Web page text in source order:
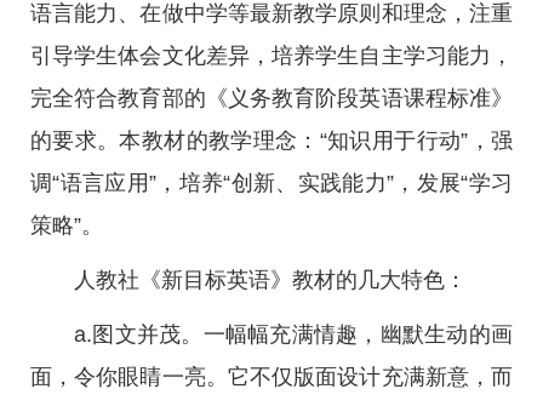
语言能力、在做中学等最新教学原则和理念，注重
引导学生体会文化差异，培养学生自主学习能力，
完全符合教育部的《义务教育阶段英语课程标准》
的要求。本教材的教学理念：“知识用于行动”，强
调“语言应用”，培养“创新、实践能力”，发展“学习
策略”。
人教社《新目标英语》教材的几大特色：
a.图文并茂。一幅幅充满情趣，幽默生动的画
面，令你眼睛一亮。它不仅版面设计充满新意，而